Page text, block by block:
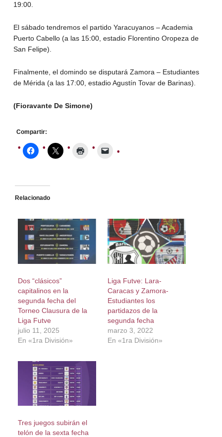
19:00.
El sábado tendremos el partido Yaracuyanos – Academia
Puerto Cabello (a las 15:00, estadio Florentino Oropeza de
San Felipe).
Finalmente, el domindo se disputará Zamora – Estudiantes
de Mérida (a las 17:00, estadio Agustín Tovar de Barinas).
(Fioravante De Simone)
Compartir:
Relacionado
Dos “clásicos”
capitalinos en la
segunda fecha del
Torneo Clausura de la
Liga Futve
julio 11, 2025
En «1ra División»
Liga Futve: Lara-
Caracas y Zamora-
Estudiantes los
partidazos de la
segunda fecha
marzo 3, 2022
En «1ra División»
Tres juegos subirán el
telón de la sexta fecha